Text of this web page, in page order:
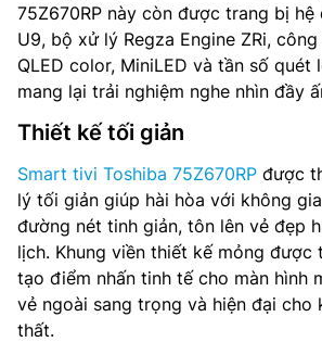
Bộ xử lý: AI Regza Engine ZRi Gen3
Tổng công suất loa: 40 W
Upscaling, AI Natural Vocal Enhancer,
Tìm kiếm bằng giọng nói: Điều khiển
Tìm kiếm giọng nói qua remote, Tìm
thông qua ứng dụng VIDAA kết nối trên
Điều khiển tivi bằng điện thoại: Có,
VIDAA kết nối trên điện thoại
75Z670RP này còn được trang bị hệ
U9, bộ xử lý Regza Engine ZRi,
QLED color, MiniLED và tần số quét
mang lại trải nghiệm nghe nhìn đầy
Thiết kế tối giản
Smart tivi Toshiba 75Z670RP được
lý tối giản giúp hài hòa với không
đường nét tinh giản, tôn lên vẻ đẹp
lịch. Khung viền thiết kế mỏng được
tạo điểm nhấn tinh tế cho màn hình
vẻ ngoài sang trọng và hiện đại cho
thất.